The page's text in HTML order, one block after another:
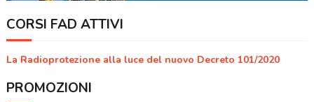
CORSI FAD ATTIVI
La Radioprotezione alla luce del nuovo Decreto 101/2020
PROMOZIONI